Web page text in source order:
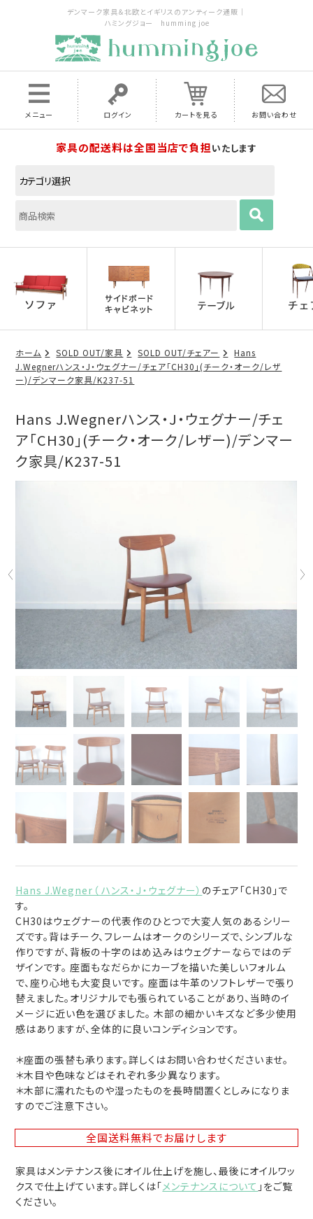
デンマーク家具＆北欧とイギリスのアンティーク通販｜
ハミングジョー humming joe
メニュー ログイン カートを見る お問い合わせ
家具の配送料は全国当店で負担いたします
ホーム SOLD OUT/家具 SOLD OUT/チェアー
Hans
J.Wegnerハンス・J・ウェグナー/チェア「CH30」(チーク・オーク/レザ
ー)/デンマーク家具/K237-51
Hans J.Wegnerハンス・J・ウェグナー/チェ
ア「CH30」(チーク・オーク/レザー)/デンマー
ク家具/K237-51
Hans J.Wegner（ ハンス・Ｊ・ウェグナー） のチェア「CH30」で
す。
CH30はウェグナーの代表作のひとつで大変人気のあるシリー
ズです。背はチーク、フレームはオークのシリーズで、シンプルな
作りですが、背板の十字のはめ込みはウェグナーならではのデ
ザインです。 座面もなだらかにカーブを描いた美しいフォルム
で、座り心地も大変良いです。 座面は牛革のソフトレザーで張り
替えました。オリジナルでも張られていることがあり、当時のイ
メージに近い色を選びました。 木部の細かいキズなど多少使用
感はありますが、全体的に良いコンディションです。
＊座面の張替も承ります。詳しくはお問い合わせくださいませ。
＊木目や色味などはそれぞれ多少異なります。
＊木部に濡れたものや湿ったものを長時間置くとしみになりま
すのでご注意下さい。
全国送料無料でお届けします
家具はメンテナンス後にオイル仕上げを施し、最後にオイルワッ
クスで仕上げています。詳しくは「メンテナンスについて 」をご覧
ください。